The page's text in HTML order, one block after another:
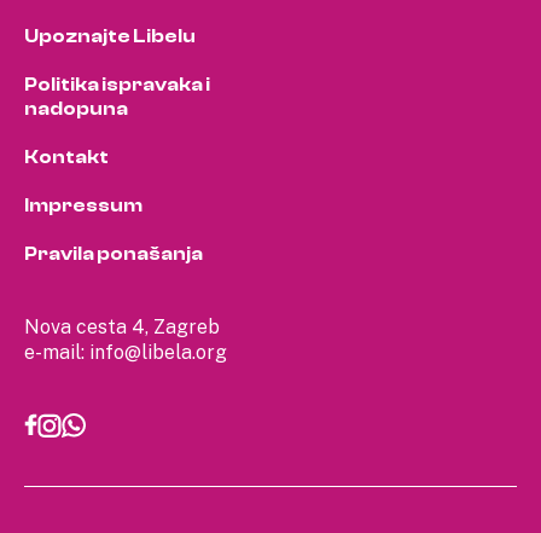
Nova cesta 4, Zagreb
e-mail: info@libela.org
Upoznajte Libelu
Politika ispravaka i
nadopuna
Kontakt
Impressum
Pravila ponašanja